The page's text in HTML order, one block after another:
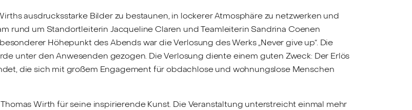
ausdrucksstarke Bilder zu bestaunen, in lockerer Atmosphäre zu netzwerken und
rund um Standortleiterin Jacqueline Claren und Teamleiterin Sandrina Coenen
Höhepunkt des Abends war die Verlosung des Werks „Never give up“. Die
unter den Anwesenden gezogen. Die Verlosung diente einem guten Zweck: Der Erlös
die sich mit großem Engagement für obdachlose und wohnungslose Menschen
Wirth für seine inspirierende Kunst. Die Veranstaltung unterstreicht einmal mehr